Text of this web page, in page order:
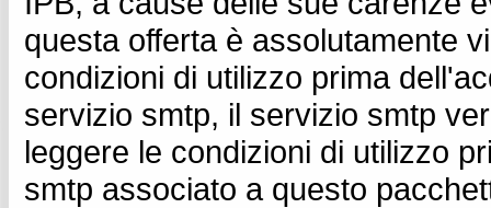
questa offerta è assolutamente
condizioni di utilizzo prima
servizio smtp, il servizio smtp
leggere le condizioni di utilizzo
smtp associato a questo